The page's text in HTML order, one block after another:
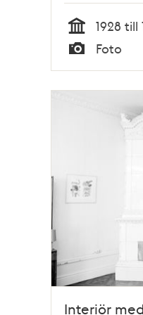
Tid
1928 till
Typ
Foto
Interiör